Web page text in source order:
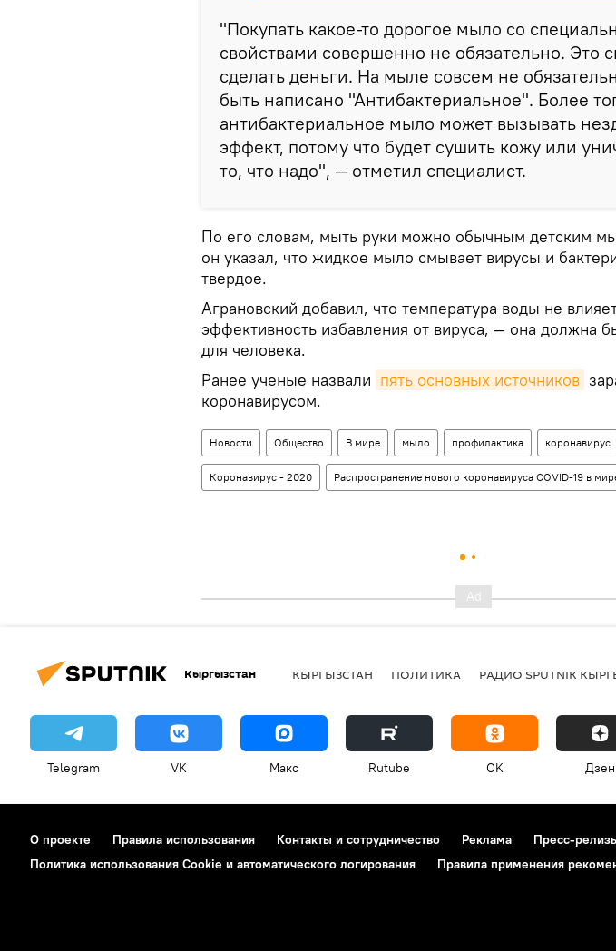
"Покупать какое-то дорогое мыло со
свойствами совершенно не обязательно. Это
сделать деньги. На мыле совсем не
быть написано "Антибактериальное". Более
антибактериальное мыло может вызывать
эффект, потому что будет сушить кожу или
то, что надо", — отметил специалист.
По его словам, мыть руки можно обычным детским
он указал, что жидкое мыло смывает вирусы и
твердое.
Аграновский добавил, что температура воды не
эффективность избавления от вируса, — она должна
для человека.
Ранее ученые назвали пять основных источников
коронавирусом.
Новости Общество В мире мыло профилактика коронавирус
Коронавирус - 2020 Распространение нового коронавируса COVID-19 в
Кыргызстан КЫРГЫЗСТАН ПОЛИТИКА РАДИО SPUTNIK
Telegram VK Макс Rutube OK Дзен
О проекте Правила использования Контакты и сотрудничество Реклама Пресс-
Политика использования Cookie и автоматического логирования
Правила применения